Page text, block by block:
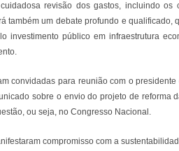
revisão dos gastos, incluindo
também um debate profundo e qualificado,
investimento público em infraestrutura
convidadas para reunião com o
sobre o envio do projeto de reforma
ou seja, no Congresso Nacional.
compromisso com a